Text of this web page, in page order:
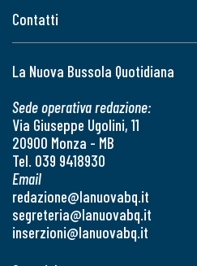
Contatti
La Nuova Bussola Quotidiana
Sede operativa redazione:
Via Giuseppe Ugolini, 11
20900 Monza - MB
Tel. 039 9418930
Email
redazione@lanuovabq.it
segreteria@lanuovabq.it
inserzioni@lanuovabq.it